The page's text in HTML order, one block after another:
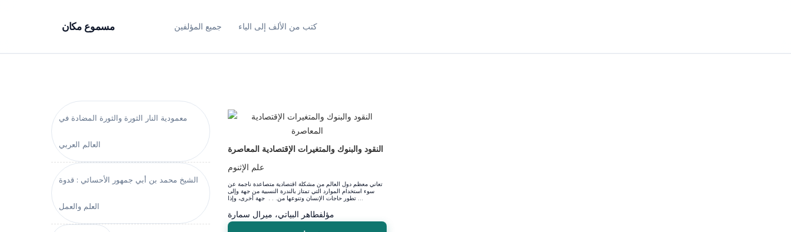
مسموع مكان جميع المؤلفين كتب من الألف إلى الياء
معمودية النار الثورة والثورة المضادة في
العالم العربي
الشيخ محمد بن أبي جمهور الأحسائي : قدوة
العلم والعمل
النقود والبنوك والمتغيرات الإقتصادية المعاصرة
علم الإثنوم
تعاني معظم دول العالم من مشكلة اقتصادية متصاعدة ناجمة عن
سوء استخدام الموارد التي تمتاز بالندرة النسبية من جهة وإلى
مؤلفطاهر البياتي، ميرال سمارة